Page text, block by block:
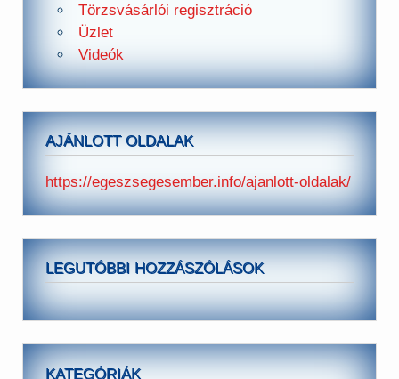
Törzsvásárlói regisztráció
Üzlet
Videók
AJÁNLOTT OLDALAK
https://egeszsegesember.info/ajanlott-oldalak/
LEGUTÓBBI HOZZÁSZÓLÁSOK
KATEGÓRIÁK